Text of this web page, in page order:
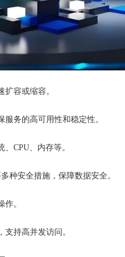
容或缩容。
务的高可用性和稳定性。
CPU、内存等。
种安全措施，保障数据安全。
。
持高并发访问。